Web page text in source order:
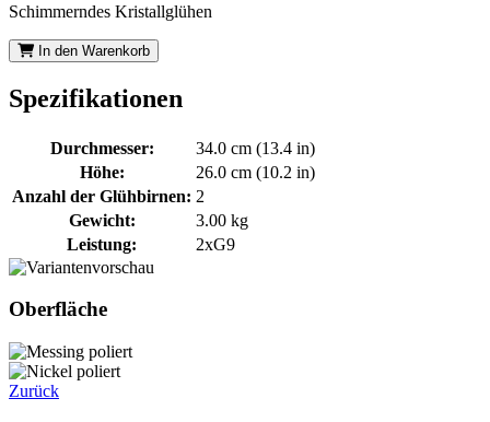
Schimmerndes Kristallglühen
In den Warenkorb
Spezifikationen
Durchmesser:
34.0 cm (13.4 in)
Höhe:
26.0 cm (10.2 in)
Anzahl der Glühbirnen: 2
Gewicht:
3.00 kg
Leistung:
2xG9
Oberfläche
Zurück